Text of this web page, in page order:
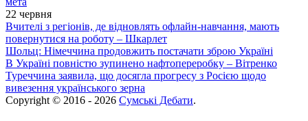
22 червня
Вчителі з регіонів, де відновлять офлайн-навчання, мають
повернутися на роботу – Шкарлет
Шольц: Німеччина продовжить постачати зброю Україні
В Україні повністю зупинено нафтопереробку – Вітренко
Туреччина заявила, що досягла прогресу з Росією щодо
вивезення українського зерна
Copyright © 2016 - 2026 Сумські Дебати.